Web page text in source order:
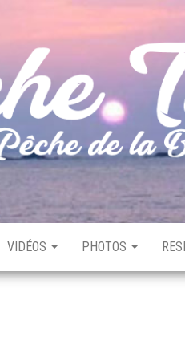
VIDÉOS PHOTOS